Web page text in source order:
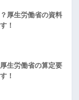
厚生労働省の資料
！
生労働省の算定要
！